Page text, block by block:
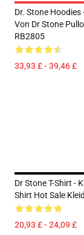
Dr. Stone Hoodies
Von Dr Stone
RB2805
33,93 £ - 39,46 £
Dr Stone T-Shirt -
Shirt Hot Sale
20,93 £ - 24,09 £